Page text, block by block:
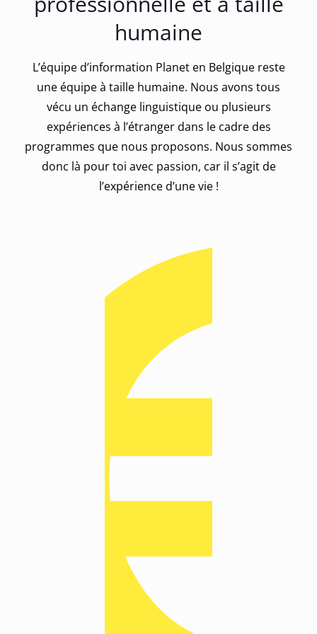
humaine
L’équipe d’information Planet en Belgique reste
une équipe à taille humaine. Nous avons tous
vécu un échange linguistique ou plusieurs
expériences à l’étranger dans le cadre des
programmes que nous proposons. Nous sommes
donc là pour toi avec passion, car il s’agit de
l’expérience d’une vie !